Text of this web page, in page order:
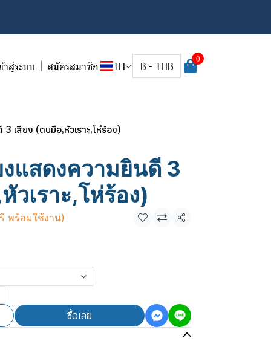
าสู่ระบบ สมัครสมาชิก TH ฿ - THB
0
เสียง (ตบมือ,หัวเราะ,โห่ร้อง)
แสดงความยินดี 3
วเราะ,โห่ร้อง)
พร้อมใช้งาน) แชร์
ซื้อเลย